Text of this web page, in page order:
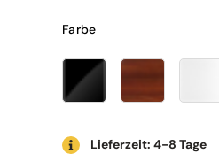
Farbe
Lieferzeit: 4-8 Tage